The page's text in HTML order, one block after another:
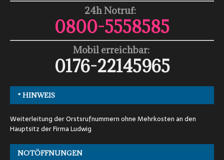
24h Notruf:
0800-5558585
Mobil erreichbar:
0176-22145965
* HINWEIS
Weiterleitung der Orstsrufnummern ohne Mehrkosten an den
Hauptsitz der Firma Ludwig
NOTÖFFNUNGEN